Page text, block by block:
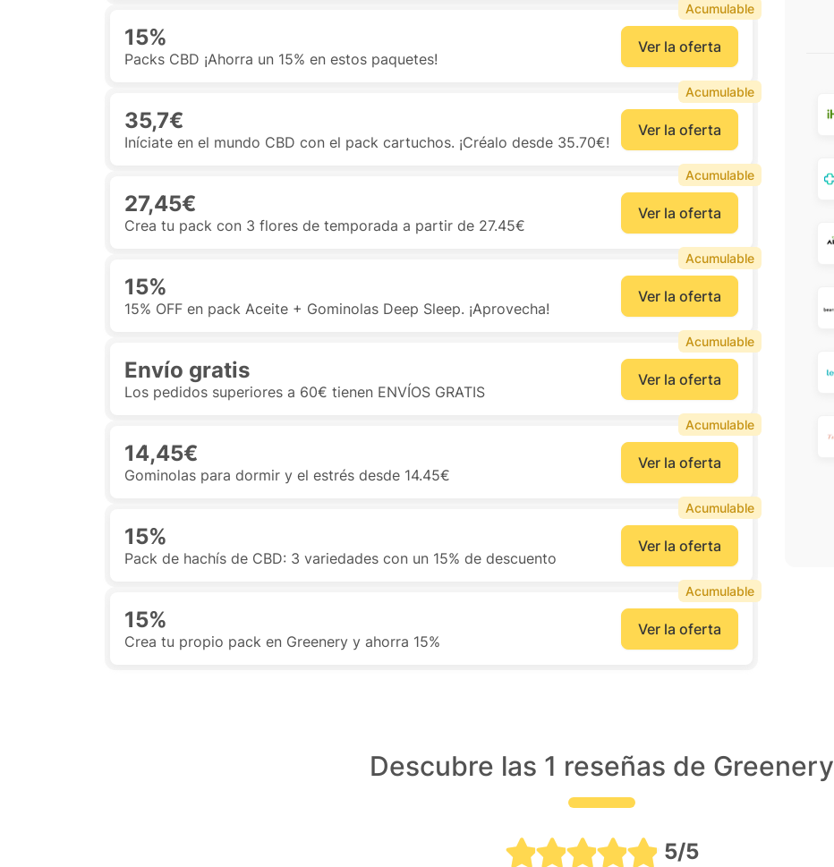
15%
Packs CBD ¡Ahorra un 15% en estos paquetes!
Ver la oferta
Acumulable
35,7€
Iníciate en el mundo CBD con el pack cartuchos. ¡Créalo desde 35.70€!
Ver la oferta
Acumulable
27,45€
Crea tu pack con 3 flores de temporada a partir de 27.45€
Ver la oferta
Acumulable
15%
15% OFF en pack Aceite + Gominolas Deep Sleep. ¡Aprovecha!
Ver la oferta
Acumulable
Envío gratis
Los pedidos superiores a 60€ tienen ENVÍOS GRATIS
Ver la oferta
Acumulable
14,45€
Gominolas para dormir y el estrés desde 14.45€
Ver la oferta
Acumulable
15%
Pack de hachís de CBD: 3 variedades con un 15% de descuento
Ver la oferta
Acumulable
15%
Crea tu propio pack en Greenery y ahorra 15%
Ver la oferta
Acumulable
Descubre las 1 reseñas de Greenery
5/5